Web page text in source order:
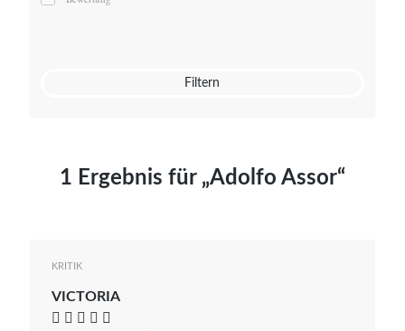
Mato von Vogelstein
Filtern
1 Ergebnis für „Adolfo Assor“
KRITIK
VICTORIA
    